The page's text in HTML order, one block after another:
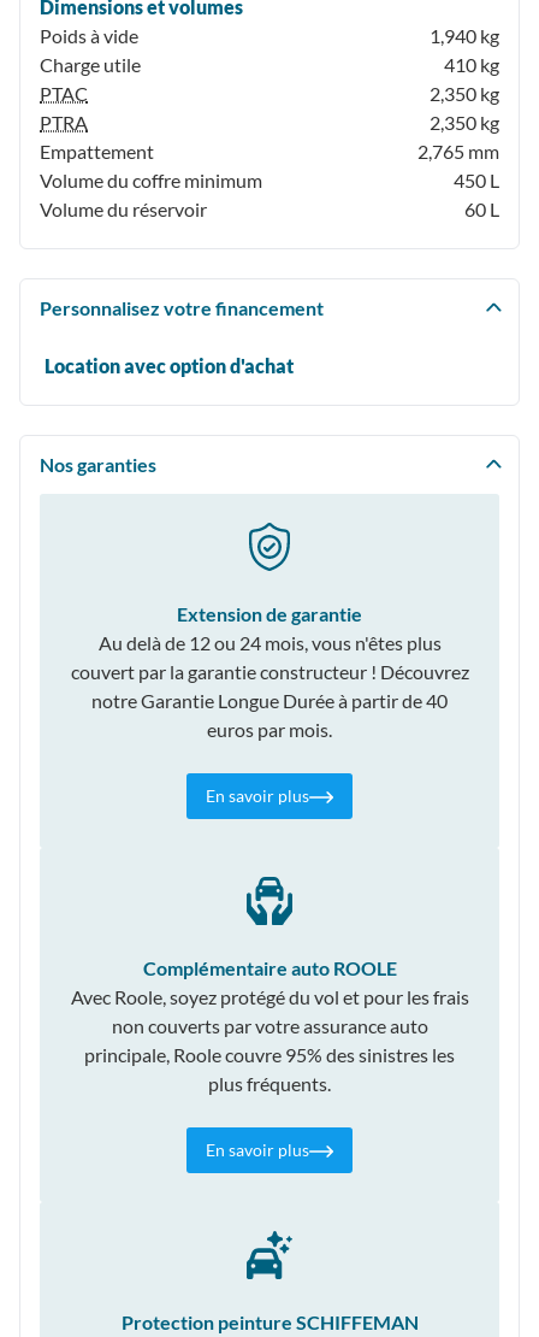
Dimensions et volumes
Poids à vide
1,940 kg
Charge utile
410 kg
PTAC
2,350 kg
PTRA
2,350 kg
Empattement
2,765 mm
Volume du coffre minimum
450 L
Volume du réservoir
60 L
Personnalisez votre financement
Location avec option d'achat
Nos garanties
Extension de garantie
Au delà de 12 ou 24 mois, vous n'êtes plus
couvert par la garantie constructeur ! Découvrez
notre Garantie Longue Durée à partir de 40
euros par mois.
En savoir plus
Complémentaire auto ROOLE
Avec Roole, soyez protégé du vol et pour les frais
non couverts par votre assurance auto
principale, Roole couvre 95% des sinistres les
plus fréquents.
En savoir plus
Protection peinture SCHIFFEMAN